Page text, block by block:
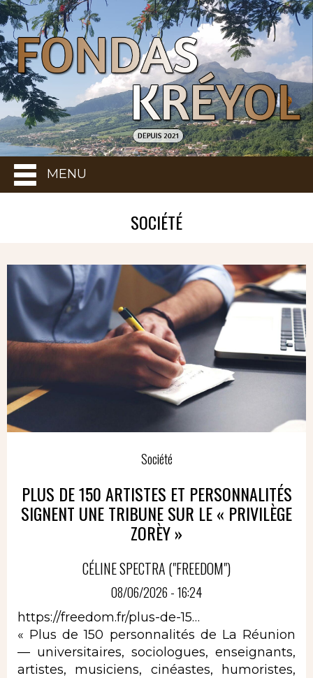
MENU
SOCIÉTÉ
Société
PLUS DE 150 ARTISTES ET PERSONNALITÉS
SIGNENT UNE TRIBUNE SUR LE « PRIVILÈGE
ZORÈY »
CÉLINE SPECTRA ("FREEDOM")
08/06/2026 - 16:24
https://freedom.fr/plus-de-15…
« Plus de 150 personnalités de La Réunion
— universitaires, sociologues, enseignants,
artistes, musiciens, cinéastes, humoristes,